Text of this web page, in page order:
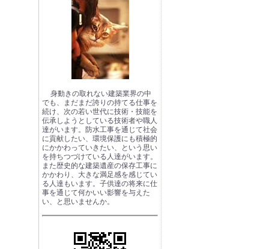
身動きの取れない建築業界の中
でも、まだまだ誇りの持てる仕事を
続け、次の若い世代に技術・技能を
伝承しようとしている技術者や職人
達がいます。防水工事を通じて社会
に貢献したい、環境保護にも積極的
にかかわっていきたい、という思い
を持ちつづけている人達がいます。
また歴史的な建築遺産の保存工事に
かかわり、大きな満足感を感じてい
る人達もいます。子供達の将来に仕
事を通じて何かいい影響を与えた
い、と思いませんか。